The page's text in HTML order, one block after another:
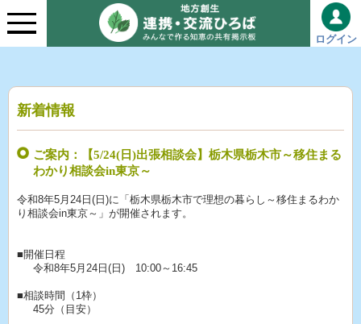
ログイン
新着情報
ご案内：【5/24(日)出張相談会】栃木県栃木市～移住まる
わかり相談会in東京～
令和8年5月24日(日)に「栃木県栃木市で理想の暮らし～移住まるわか
り相談会in東京～」が開催されます。
■開催日程
令和8年5月24日(日) 10:00～16:45
■相談時間（1枠）
45分（目安）